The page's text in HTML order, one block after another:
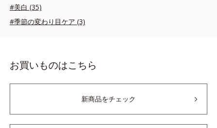
#美白 (35)
#季節の変わり目ケア (3)
お買いものはこちら
新商品をチェック